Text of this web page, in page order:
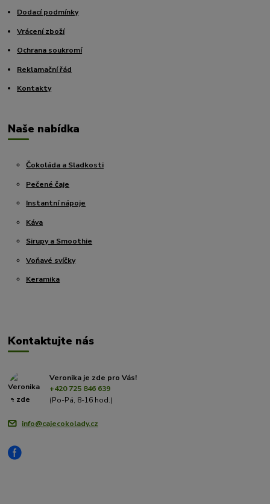
Dodací podmínky
Vrácení zboží
Ochrana soukromí
Reklamační řád
Kontakty
Naše nabídka
Čokoláda a Sladkosti
Pečené čaje
Instantní nápoje
Káva
Sirupy a Smoothie
Voňavé svíčky
Keramika
Kontaktujte nás
Veronika je zde pro Vás!
+420 725 846 639
(Po-Pá, 8-16 hod.)
info@cajecokolady.cz